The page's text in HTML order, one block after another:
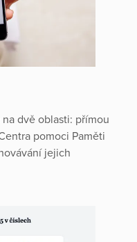
dvě oblasti: přímou
pomoci Paměti
jejich